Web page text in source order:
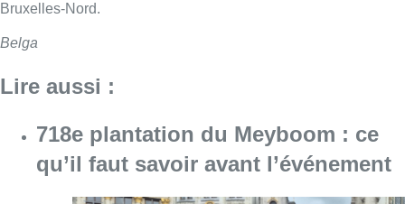
Bruxelles-Nord.
Belga
Lire aussi :
718e plantation du Meyboom : ce
qu’il faut savoir avant l’événement